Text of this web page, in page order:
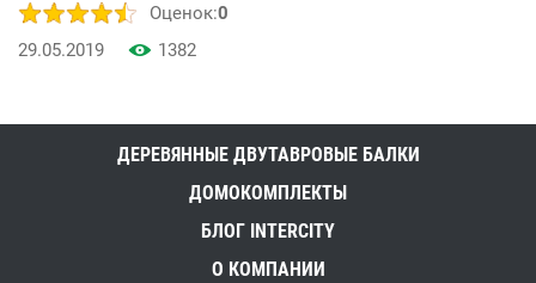
Оценок:0
29.05.2019
1382
ДЕРЕВЯННЫЕ ДВУТАВРОВЫЕ БАЛКИ
ДОМОКОМПЛЕКТЫ
БЛОГ INTERCITY
О КОМПАНИИ